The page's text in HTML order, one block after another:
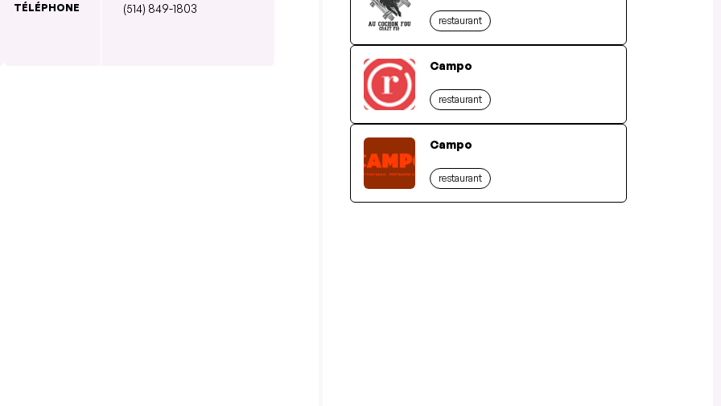
TÉLÉPHONE (514) 849-1803
restaurant
Campo
restaurant
Campo
restaurant